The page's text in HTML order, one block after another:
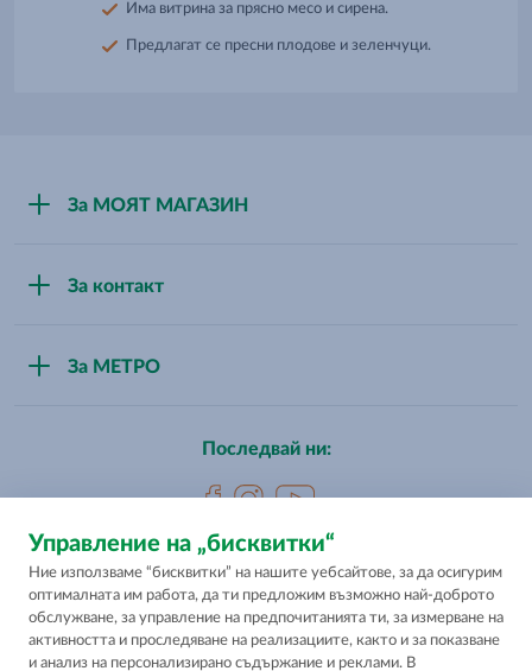
Има витрина за прясно месо и сирена.
Предлагат се пресни плодове и зеленчуци.
Управление на „бисквитки“
Ние използваме “бисквитки” на нашите уебсайтове, за да осигурим
оптималната им работа, да ти предложим възможно най-доброто
обслужване, за управление на предпочитанията ти, за измерване на
активността и проследяване на реализациите, както и за показване
и анализ на персонализирано съдържание и реклами. В
За МОЯТ МАГАЗИН
За контакт
За МЕТРО
Последвай ни:
Цените са промоционални максимални в евро и лева и с
включен ДДС. Цените са препоръчителни и важат само за
обновените обекти МОЯТ МАГАЗИН, посочени в секция
"Магазини". Търговците от мрежата МОЯТ МАГАЗИН сами